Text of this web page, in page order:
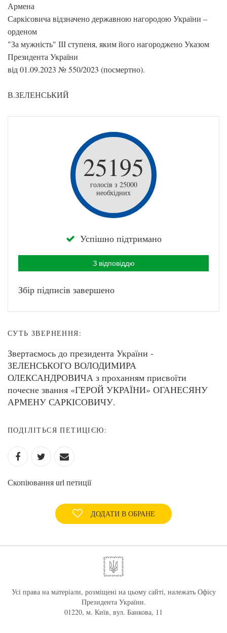
Армена
Саркісовича відзначено державною нагородою України –
орденом
"За мужність" ІІІ ступеня, яким його нагороджено Указом
Президента України
від 01.09.2023 № 550/2023 (посмертно).
В.ЗЕЛЕНСЬКИЙ
25195
голосів з 25000
необхідних
Успішно підтримано
З відповіддю
Збір підписів завершено
СУТЬ ЗВЕРНЕННЯ:
Звертаємось до президента України -
ЗЕЛЕНСЬКОГО ВОЛОДИМИРА
ОЛЕКСАНДРОВИЧА з проханням присвоїти
почесне звання «ГЕРОЙ УКРАЇНИ» ОГАНЕСЯНУ
АРМЕНУ САРКІСОВИЧУ.
ПОДІЛІТЬСЯ ПЕТИЦІЄЮ:
Скопіювання url петиції
ДОДАТИ В ОБРАНЕ
Усі права на матеріали, розміщені на цьому сайті, належать Офісу
Президента України.
01220, м. Київ, вул. Банкова, 11